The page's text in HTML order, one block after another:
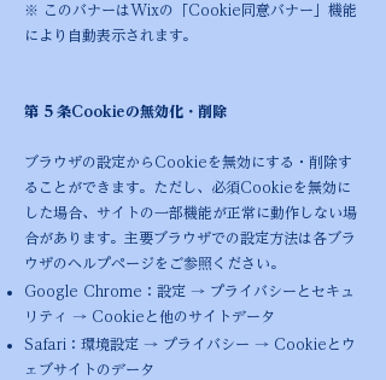
※ このバナーはWixの「Cookie同意バナー」機能
により自動表示されます。
第 5 条Cookieの無効化・削除
ブラウザの設定からCookieを無効にする・削除す
ることができます。ただし、必須Cookieを無効に
した場合、サイトの一部機能が正常に動作しない場
合があります。主要ブラウザでの設定方法は各ブラ
ウザのヘルプページをご参照ください。
Google Chrome：設定 → プライバシーとセキュ
リティ → Cookieと他のサイトデータ
Safari：環境設定 → プライバシー → Cookieとウ
ェブサイトのデータ